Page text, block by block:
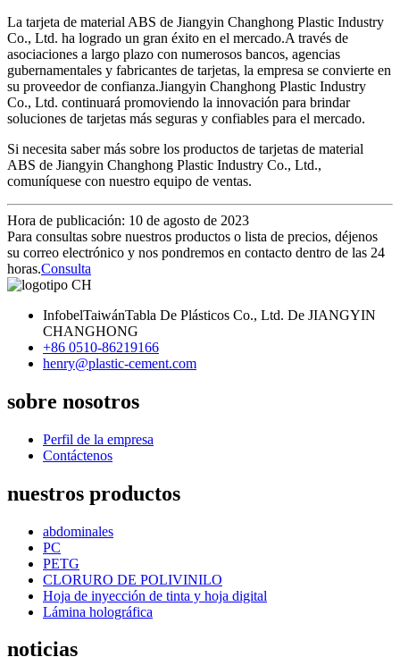
La tarjeta de material ABS de Jiangyin Changhong Plastic Industry
Co., Ltd. ha logrado un gran éxito en el mercado.A través de
asociaciones a largo plazo con numerosos bancos, agencias
gubernamentales y fabricantes de tarjetas, la empresa se convierte en
su proveedor de confianza.Jiangyin Changhong Plastic Industry
Co., Ltd. continuará promoviendo la innovación para brindar
soluciones de tarjetas más seguras y confiables para el mercado.
Si necesita saber más sobre los productos de tarjetas de material
ABS de Jiangyin Changhong Plastic Industry Co., Ltd.,
comuníquese con nuestro equipo de ventas.
Hora de publicación: 10 de agosto de 2023
Para consultas sobre nuestros productos o lista de precios, déjenos
su correo electrónico y nos pondremos en contacto dentro de las 24
horas.Consulta
InfobelTaiwánTabla De Plásticos Co., Ltd. De JIANGYIN
CHANGHONG
+86 0510-86219166
henry@plastic-cement.com
sobre nosotros
Perfil de la empresa
Contáctenos
nuestros productos
abdominales
PC
PETG
CLORURO DE POLIVINILO
Hoja de inyección de tinta y hoja digital
Lámina holográfica
noticias